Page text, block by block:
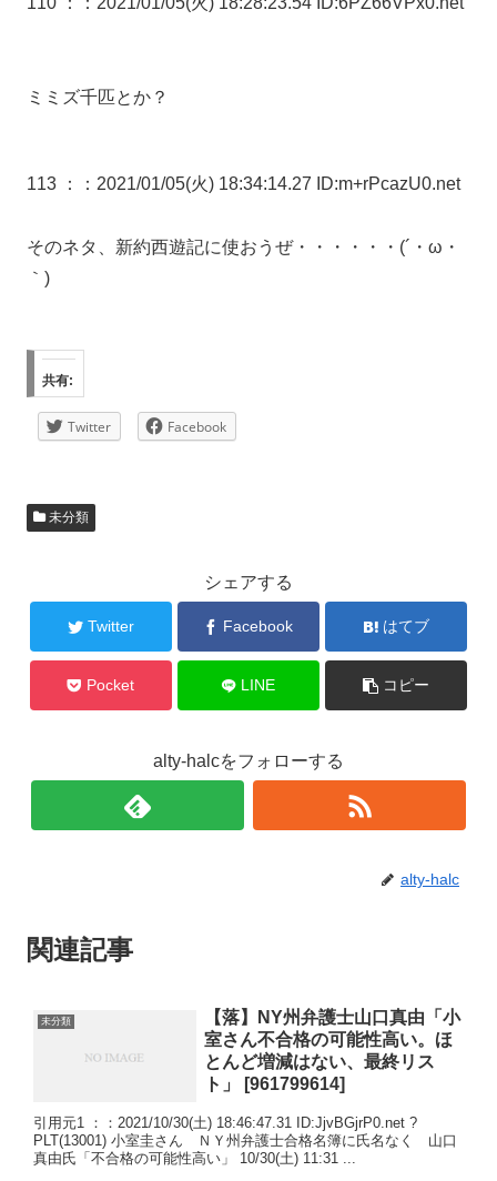
ミミズ千匹とか？
113 ： ：2021/01/05(火) 18:34:14.27 ID:m+rPcazU0.net
そのネタ、新約西遊記に使おうぜ・・・・・・(´・ω・
｀)
共有:
Twitter Facebook
未分類
シェアする
Twitter Facebook はてブ
Pocket LINE コピー
alty-halcをフォローする
alty-halc
関連記事
未分類
【落】NY州弁護士山口真由「小
室さん不合格の可能性高い。ほ
とんど増減はない、最終リス
ト」 [961799614]
引用元1 ：：2021/10/30(土) 18:46:47.31 ID:JjvBGjrP0.net ?
PLT(13001) 小室圭さん ＮＹ州弁護士合格名簿に氏名なく 山口
真由氏「不合格の可能性高い」 10/30(土) 11:31 ...